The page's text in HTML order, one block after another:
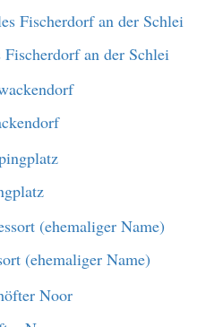
an der Schlei
(ehemaliger Name)